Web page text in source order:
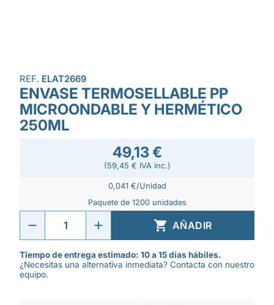
REF. ELAT2669
ENVASE TERMOSELLABLE PP
MICROONDABLE Y HERMÉTICO
250ML
49,13 €
(59,45 € IVA inc.)
0,041 €/Unidad
Paquete de 1200 unidades
 AÑADIR
Tiempo de entrega estimado: 10 a 15 días hábiles.
¿Necesitas una alternativa inmediata? Contacta con nuestro
equipo.